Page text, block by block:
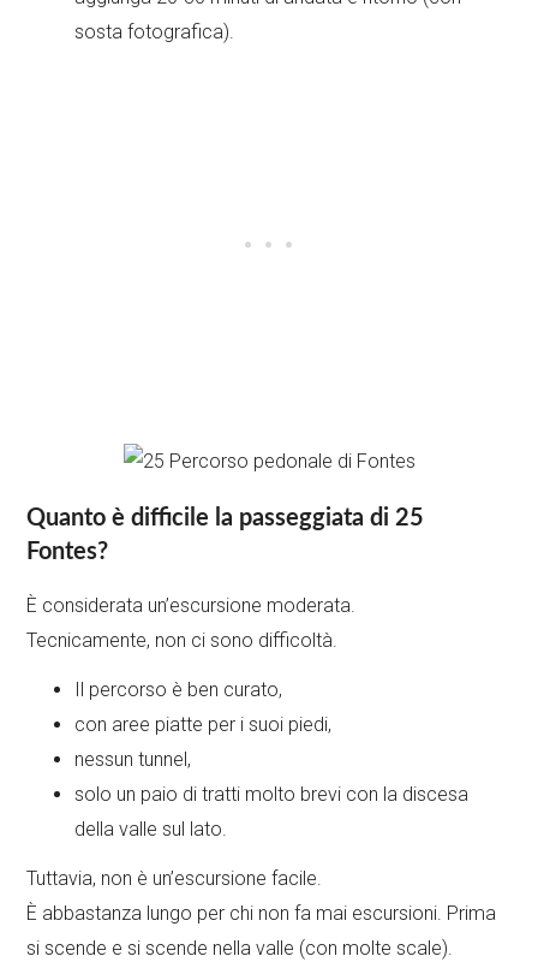
sosta fotografica).
Quanto è difficile la passeggiata di 25
Fontes?
È considerata un’escursione moderata.
Tecnicamente, non ci sono difficoltà.
Il percorso è ben curato,
con aree piatte per i suoi piedi,
nessun tunnel,
solo un paio di tratti molto brevi con la discesa
della valle sul lato.
Tuttavia, non è un’escursione facile.
È abbastanza lungo per chi non fa mai escursioni. Prima
si scende e si scende nella valle (con molte scale).